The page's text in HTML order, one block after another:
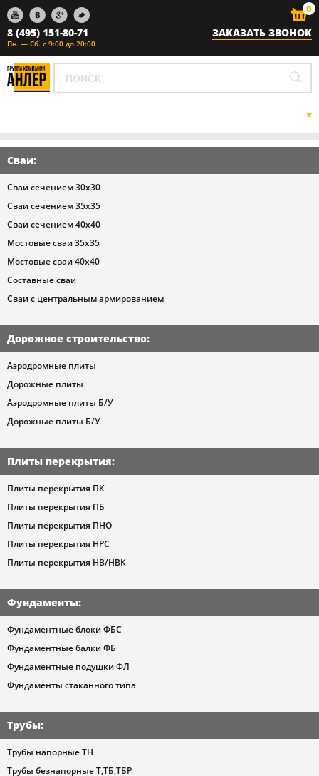
0
8 (495) 151-80-71
Пн. — Сб. с 9:00 до 20:00
ЗАКАЗАТЬ ЗВОНОК
Сваи:
Сваи сечением 30х30
Сваи сечением 35х35
Сваи сечением 40х40
Мостовые сваи 35х35
Мостовые сваи 40х40
Составные сваи
Сваи с центральным армированием
Дорожное строительство:
Аэродромные плиты
Дорожные плиты
Аэродромные плиты Б/У
Дорожные плиты Б/У
Плиты перекрытия:
Плиты перекрытия ПК
Плиты перекрытия ПБ
Плиты перекрытия ПНО
Плиты перекрытия НРС
Плиты перекрытия НВ/НВК
Фундаменты:
Фундаментные блоки ФБС
Фундаментные балки ФБ
Фундаментные подушки ФЛ
Фундаменты стаканного типа
Трубы:
Трубы напорные ТН
Трубы безнапорные Т,ТБ,ТБР